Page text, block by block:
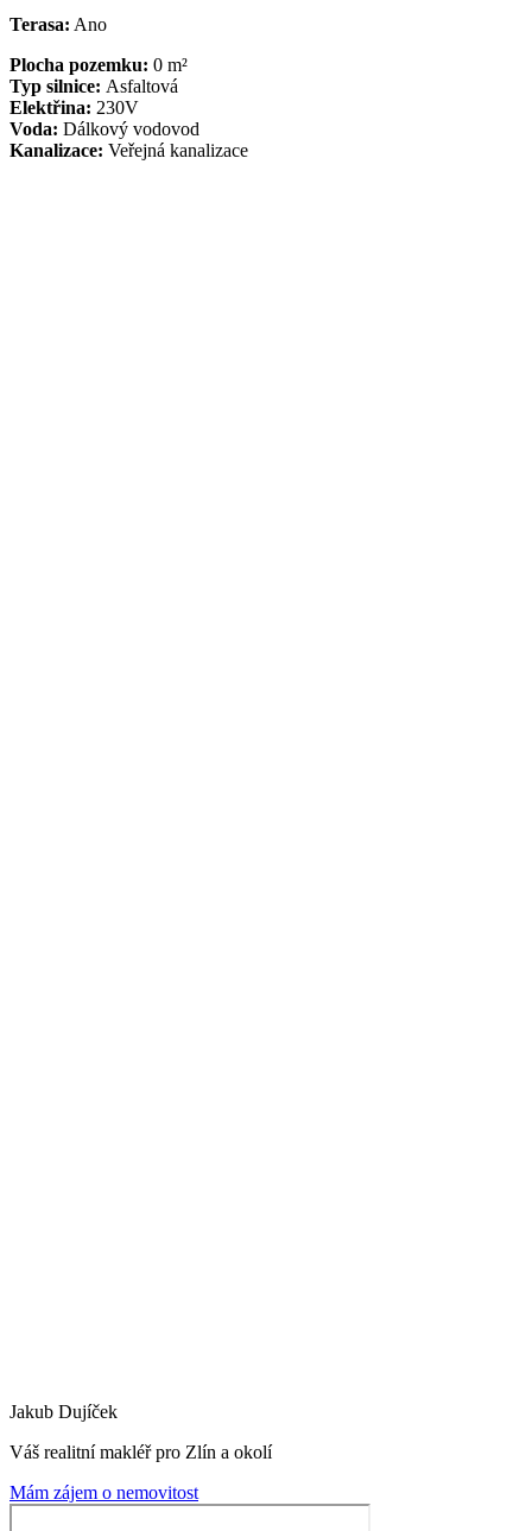
Terasa: Ano
Plocha pozemku: 0 m²
Typ silnice: Asfaltová
Elektřina: 230V
Voda: Dálkový vodovod
Kanalizace: Veřejná kanalizace
Jakub Dujíček
Váš realitní makléř pro Zlín a okolí
Mám zájem o nemovitost